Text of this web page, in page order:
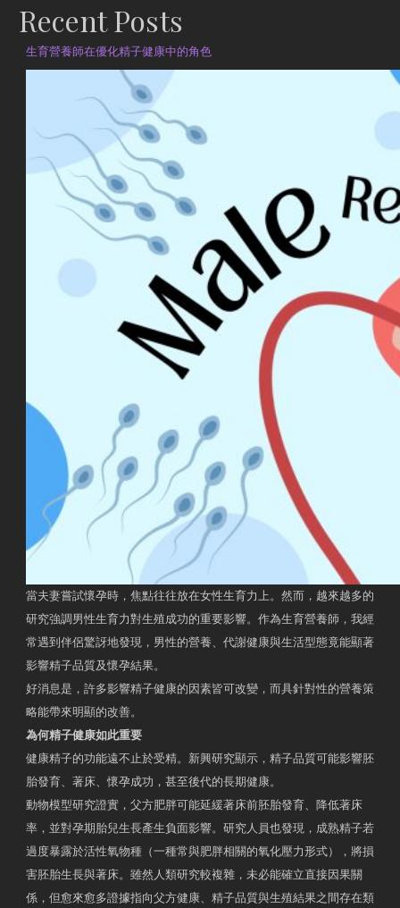
Recent Posts
生育營養師在優化精子健康中的角色
當夫妻嘗試懷孕時，焦點往往放在女性生育力上。然而，越來越多的
研究強調男性生育力對生殖成功的重要影響。作為生育營養師，我經
常遇到伴侶驚訝地發現，男性的營養、代謝健康與生活型態竟能顯著
影響精子品質及懷孕結果。
好消息是，許多影響精子健康的因素皆可改變，而具針對性的營養策
略能帶來明顯的改善。
為何精子健康如此重要
健康精子的功能遠不止於受精。新興研究顯示，精子品質可能影響胚
胎發育、著床、懷孕成功，甚至後代的長期健康。
動物模型研究證實，父方肥胖可能延緩著床前胚胎發育、降低著床
率，並對孕期胎兒生長產生負面影響。研究人員也發現，成熟精子若
過度暴露於活性氧物種（一種常與肥胖相關的氧化壓力形式），將損
害胚胎生長與著床。雖然人類研究較複雜，未必能確立直接因果關
係，但愈來愈多證據指向父方健康、精子品質與生殖結果之間存在類